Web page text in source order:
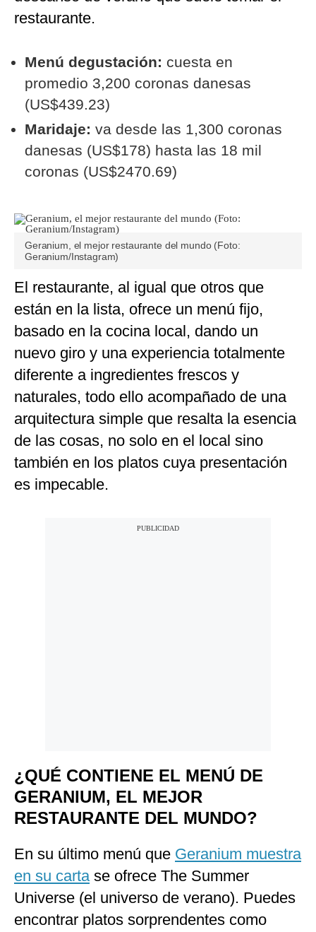
restaurante.
Menú degustación: cuesta en
promedio 3,200 coronas danesas
(US$439.23)
Maridaje: va desde las 1,300 coronas
danesas (US$178) hasta las 18 mil
coronas (US$2470.69)
Geranium, el mejor restaurante del mundo (Foto:
Geranium/Instagram)
El restaurante, al igual que otros que
están en la lista, ofrece un menú fijo,
basado en la cocina local, dando un
nuevo giro y una experiencia totalmente
diferente a ingredientes frescos y
naturales, todo ello acompañado de una
arquitectura simple que resalta la esencia
de las cosas, no solo en el local sino
también en los platos cuya presentación
es impecable.
¿QUÉ CONTIENE EL MENÚ DE
GERANIUM, EL MEJOR
RESTAURANTE DEL MUNDO?
En su último menú que Geranium muestra
en su cartase ofrece The Summer
Universe (el universo de verano). Puedes
encontrar platos sorprendentes como